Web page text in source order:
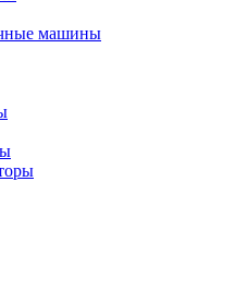
машины